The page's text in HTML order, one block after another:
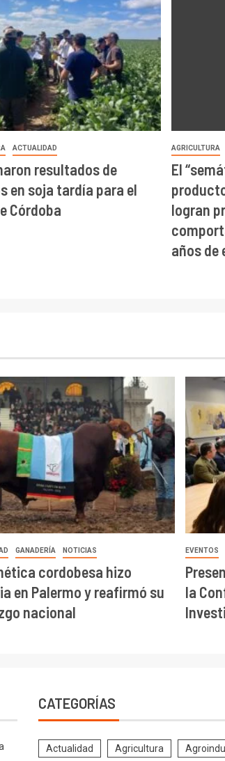
ACTUALIDAD
resultados de
en soja tardía para el
Córdoba
AGRICULTURA
El
logran
años de
GANADERÍA NOTICIAS
cordobesa hizo
en Palermo y reafirmó su
nacional
EVENTOS
la
CATEGORÍAS
Actualidad Agricultura